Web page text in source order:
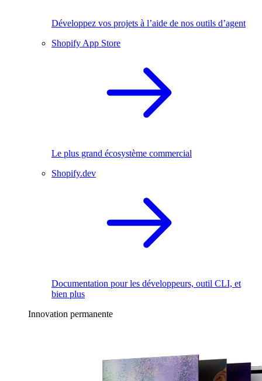
Développez vos projets à l’aide de nos outils d’agent
Shopify App Store
Le plus grand écosystème commercial
Shopify.dev
Documentation pour les développeurs, outil CLI, et
bien plus
Innovation permanente